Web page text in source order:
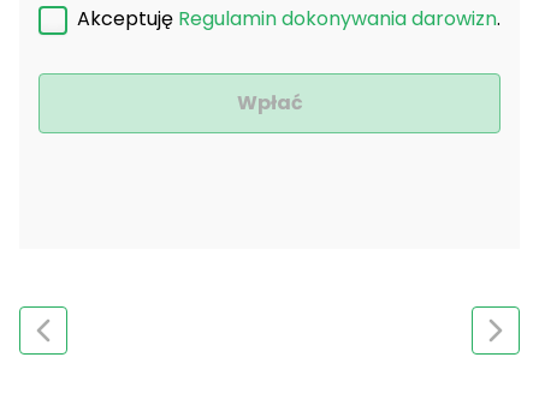
Akceptuję Regulamin dokonywania darowizn.
Wpłać